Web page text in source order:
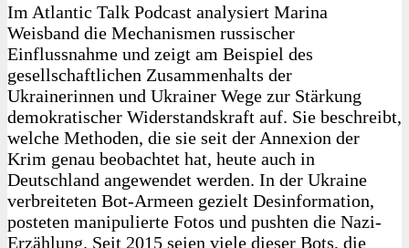
Im Atlantic Talk Podcast analysiert Marina
Weisband die Mechanismen russischer
Einflussnahme und zeigt am Beispiel des
gesellschaftlichen Zusammenhalts der
Ukrainerinnen und Ukrainer Wege zur Stärkung
demokratischer Widerstandskraft auf. Sie beschreibt,
welche Methoden, die sie seit der Annexion der
Krim genau beobachtet hat, heute auch in
Deutschland angewendet werden. In der Ukraine
verbreiteten Bot-Armeen gezielt Desinformation,
posteten manipulierte Fotos und pushten die Nazi-
Erzählung. Seit 2015 seien viele dieser Bots, die